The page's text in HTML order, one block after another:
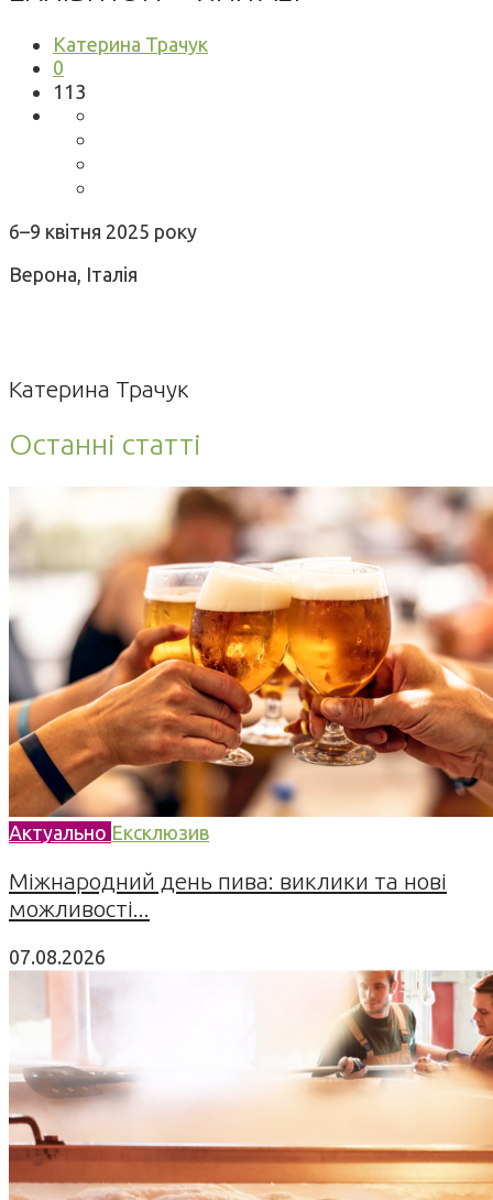
Катерина Трачук
0
113
6–9 квітня 2025 року
Верона, Італія
Катерина Трачук
Останні статті
Актуально Ексклюзив
Міжнародний день пива: виклики та нові
можливості...
07.08.2026